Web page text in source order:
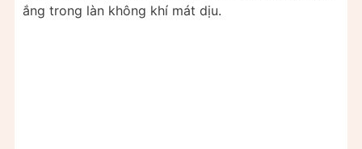
ắng trong làn không khí mát dịu.